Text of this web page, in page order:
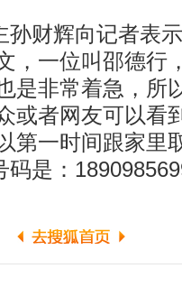
财辉向记者表示
，一位叫邵德行
是非常着急，所
或者网友可以看
第一时间跟家里
码是：